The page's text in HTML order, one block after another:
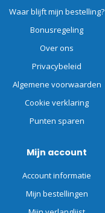
Waar blijft mijn bestelling?
Bonusregeling
Over ons
Privacybeleid
Algemene voorwaarden
Cookie verklaring
Punten sparen
Mijn account
Account informatie
Mijn bestellingen